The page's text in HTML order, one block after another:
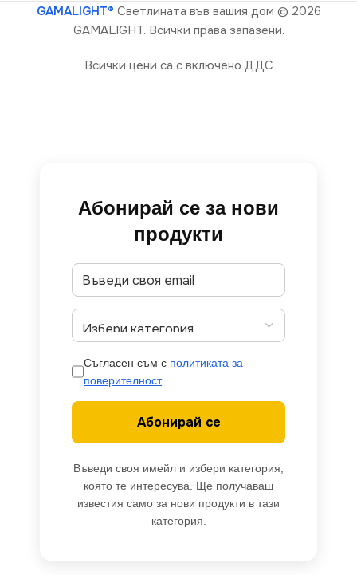
GAMALIGHT® Светлината във вашия дом © 2026
GAMALIGHT. Всички права запазени.
Всички цени са с включено ДДС
Абонирай се за нови
продукти
Съгласен съм с политиката за
поверителност
Абонирай се
Въведи своя имейл и избери категория,
която те интересува. Ще получаваш
известия само за нови продукти в тази
категория.